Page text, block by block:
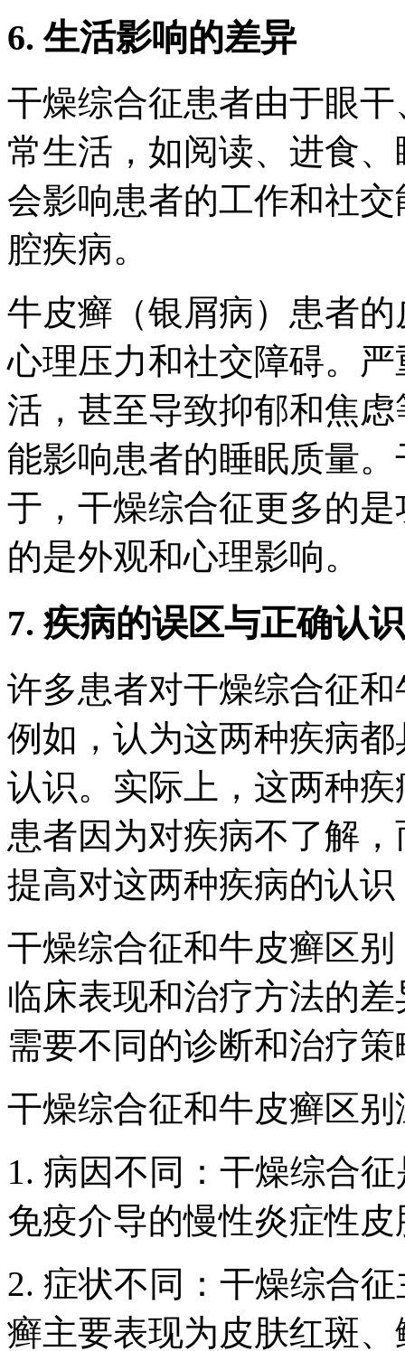
6. 生活影响的差异
干燥综合征患者由于眼
常生活，如阅读、进食
会影响患者的工作和社
腔疾病。
牛皮癣（银屑病）患者
心理压力和社交障碍。
活，甚至导致抑郁和焦
能影响患者的睡眠质量
于，干燥综合征更多的
的是外观和心理影响。
7. 疾病的误区与正确认识
许多患者对干燥综合征
例如，认为这两种疾病
认识。实际上，这两种
患者因为对疾病不了解
提高对这两种疾病的认
干燥综合征和牛皮癣区
临床表现和治疗方法的
需要不同的诊断和治疗策
干燥综合征和牛皮癣区
1. 病因不同：干燥综合
免疫介导的慢性炎症性皮
2. 症状不同：干燥综合
癣主要表现为皮肤红斑、